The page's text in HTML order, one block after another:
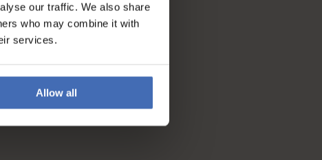
our traffic. We also share
who may combine it with
services.
Allow all